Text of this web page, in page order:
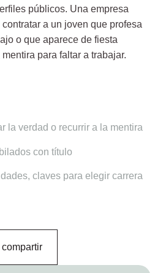
públicos. Una empresa
a un joven que profesa
o que aparece de fiesta
para faltar a trabajar.
la verdad o recurrir a la mentira
con título
claves para elegir carrera